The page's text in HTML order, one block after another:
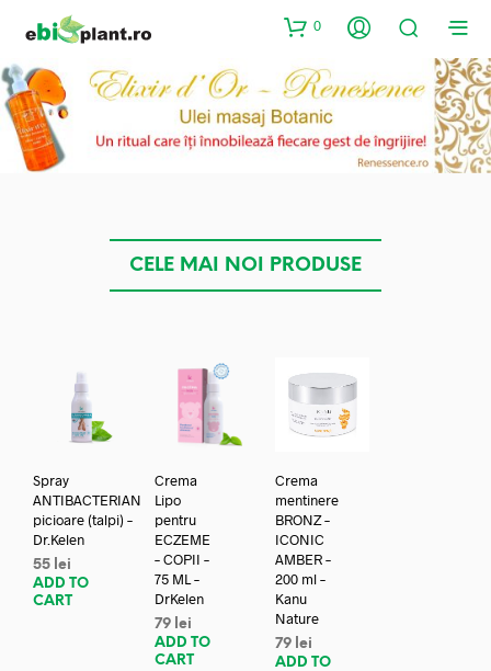
0
CELE MAI NOI PRODUSE
Spray
ANTIBACTERIAN
picioare (talpi) –
Dr.Kelen
55 lei
ADD TO
CART
Crema
Lipo
pentru
ECZEME
– COPII –
75 ML –
DrKelen
79 lei
ADD TO
CART
Crema
mentinere
BRONZ –
ICONIC
AMBER –
200 ml –
Kanu
Nature
79 lei
ADD TO